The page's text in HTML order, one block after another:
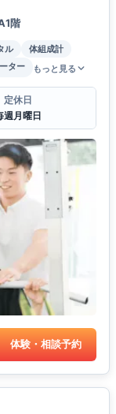
階
ル
体組成計
ター もっと見る
定休日
週月曜日
体験・相談予約